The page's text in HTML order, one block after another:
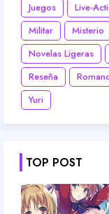
Juegos
Live-
Militar
Misterio
Novelas Ligeras
Reseña
Yuri
TOP POST